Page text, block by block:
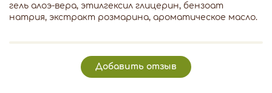
гель алоэ-вера, этилгексил глицерин, бензоат
натрия, экстракт розмарина, ароматическое масло.
Добавить отзыв